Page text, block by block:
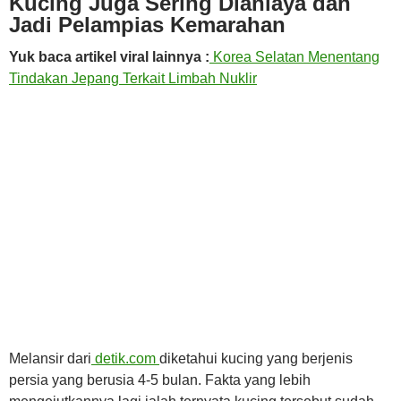
Jadi Pelampias Kemarahan
Yuk baca artikel viral lainnya : Korea Selatan Menentang
Tindakan Jepang Terkait Limbah Nuklir
Melansir dari detik.com diketahui kucing yang berjenis
persia yang berusia 4-5 bulan. Fakta yang lebih